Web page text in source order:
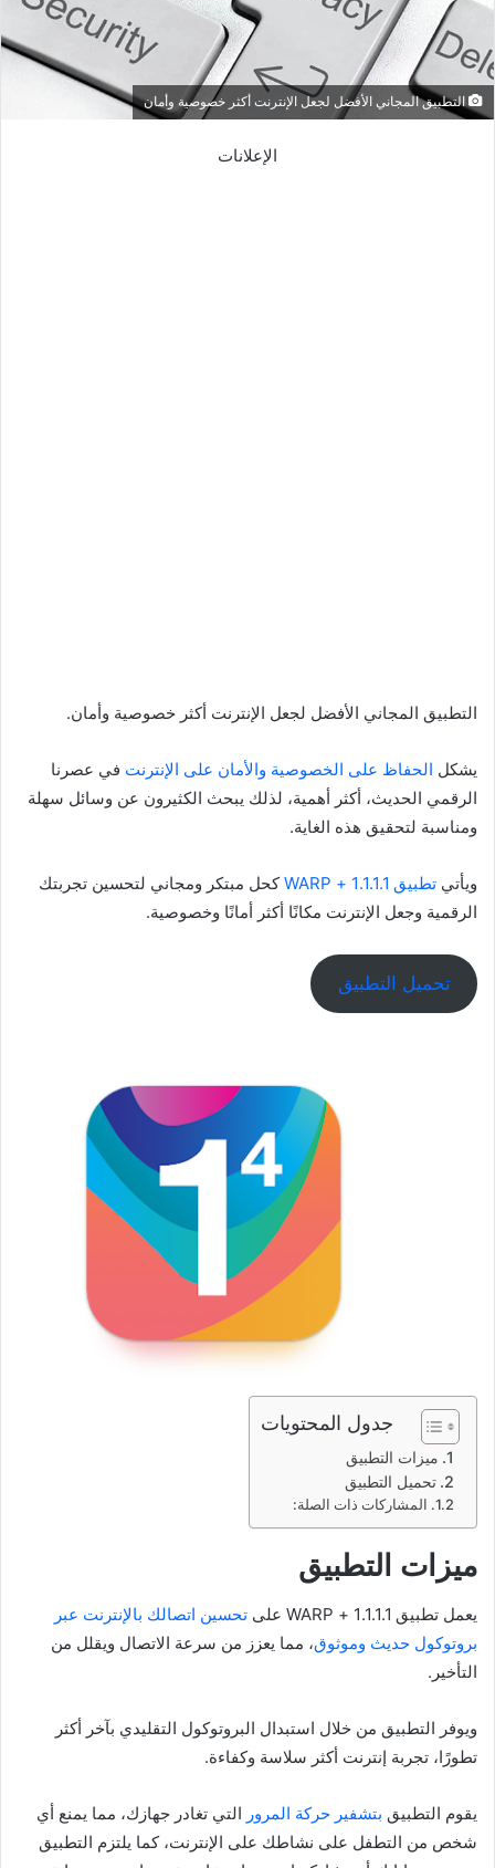
التطبيق المجاني الأفضل لجعل الإنترنت أكثر خصوصية وأمان
الإعلانات
التطبيق المجاني الأفضل لجعل الإنترنت أكثر خصوصية وأمان.
يشكل الحفاظ على الخصوصية والأمان على الإنترنت في عصرنا
الرقمي الحديث، أكثر أهمية، لذلك يبحث الكثيرون عن وسائل سهلة
ومناسبة لتحقيق هذه الغاية.
ويأتي تطبيق 1.1.1.1 + WARP
كحل مبتكر ومجاني لتحسين تجربتك
الرقمية وجعل الإنترنت مكانًا أكثر أمانًا وخصوصية.
تحميل التطبيق
جدول المحتويات
ميزات التطبيق
تحميل التطبيق
المشاركات ذات الصلة:
ميزات التطبيق
يعمل تطبيق 1.1.1.1 + WARP على
تحسين اتصالك بالإنترنت عبر
بروتوكول حديث وموثوق، مما يعزز من سرعة الاتصال ويقلل من
التأخير.
ويوفر التطبيق من خلال استبدال البروتوكول التقليدي بآخر أكثر
تطورًا، تجربة إنترنت أكثر سلاسة وكفاءة.
يقوم التطبيق بتشفير حركة المرور التي تغادر جهازك، مما يمنع أي
شخص من التطفل على نشاطك على الإنترنت، كما يلتزم التطبيق